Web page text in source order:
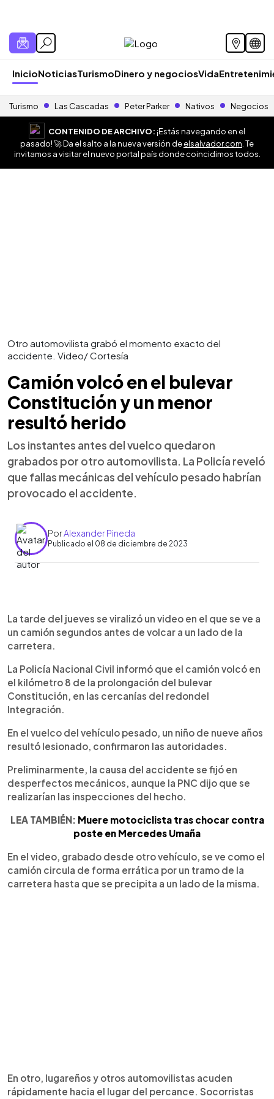
InicioNoticiasTurismoDinero y negociosVida
Turismo Las Cascadas Peter Parker Nativos Negocios
CONTENIDO DE ARCHIVO:¡Estás navegando en el
pasado! 🚀 Da el salto a la nueva versión deelsalvador.com . Te
invitamos a visitar el nuevo portal país donde coincidimos todos.
Otro automovilista grabó el momento exacto del
accidente. Video/ Cortesía
Camión volcó en el bulevar
Constitución y un menor
resultó herido
Los instantes antes del vuelco quedaron
grabados por otro automovilista. La Policía reveló
que fallas mecánicas del vehículo pesado habrían
provocado el accidente.
PorAlexander Pineda
Publicado el 08 de diciembre de 2023
► Escuchar artículo
La tarde del jueves se viralizó un video en el que se ve a
un camión segundos antes de volcar a un lado de la
carretera.
La Policía Nacional Civil informó que el camión volcó en
el kilómetro 8 de la prolongación del bulevar
Constitución, en las cercanías del redondel
Integración.
En el vuelco del vehículo pesado, un niño de nueve años
resultó lesionado, confirmaron las autoridades.
Preliminarmente, la causa del accidente se fijó en
desperfectos mecánicos, aunque la PNC dijo que se
realizarían las inspecciones del hecho.
LEA TAMBIÉN: Muere motociclista tras chocar contra
poste en Mercedes Umaña
En el video, grabado desde otro vehículo, se ve como el
camión circula de forma errática por un tramo de la
carretera hasta que se precipita a un lado de la misma.
En otro, lugareños y otros automovilistas acuden
rápidamente hacia el lugar del percance. Socorristas